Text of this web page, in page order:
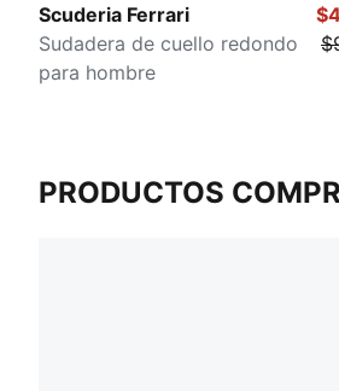
Scuderia Ferrari
Sudadera de cuello redondo
para hombre
PRODUCTOS